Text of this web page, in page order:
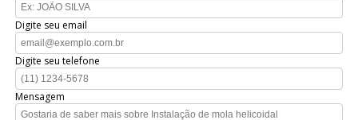
Digite seu email
Digite seu telefone
Mensagem